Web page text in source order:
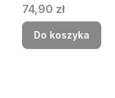
Cena
74,90 zł
Do koszyka